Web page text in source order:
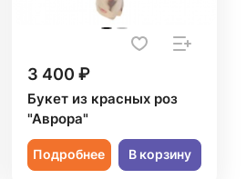
3 400 ₽
Букет из красных роз
"Аврора"
Подробнее В корзину